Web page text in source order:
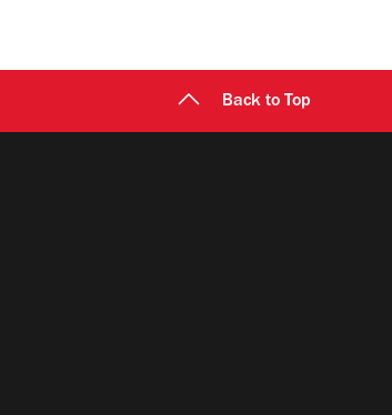
Back to Top